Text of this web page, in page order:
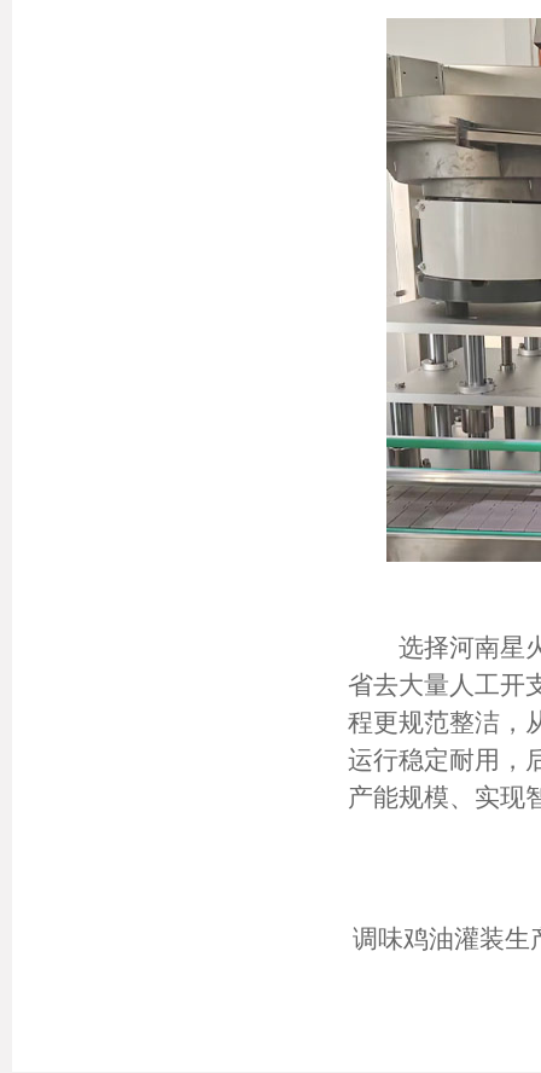
选择河南星
省去大量人工开
程更规范整洁，
运行稳定耐用，
产能规模、实现
调味鸡油灌装生